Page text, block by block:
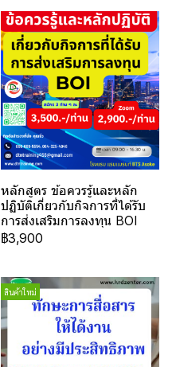
หลักสูตร ข้อควรรู้และหลัก
ปฏิบัติเกี่ยวกับกิจการที่ได้รับ
การส่งเสริมการลงทุน BOI
฿3,900
สินค้าใหม่